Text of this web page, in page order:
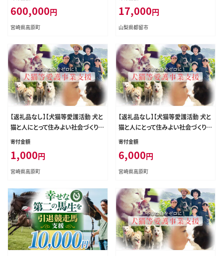
P00056
600,000円
宮崎県高原町
17,000円
山梨県都留市
【返礼品なし】【犬猫等愛護活動 犬と
猫と人にとって住みよい社会づくりを
応援】宮崎県 高原町 特定非営利活
P00056
寄付金額
1,000円
宮崎県高原町
【返礼品なし】【犬猫等愛護活動 犬と
猫と人にとって住みよい社会づくりを
応援】宮崎県 高原町 特定非営利活
P00056
寄付金額
6,000円
宮崎県高原町